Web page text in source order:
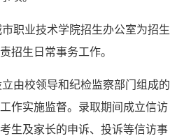
职业技术学院招生办公室为招生
招生日常事务工作。
立由校领导和纪检监察部门组成的
作实施监督。录取期间成立信访
生及家长的申诉、投诉等信访事